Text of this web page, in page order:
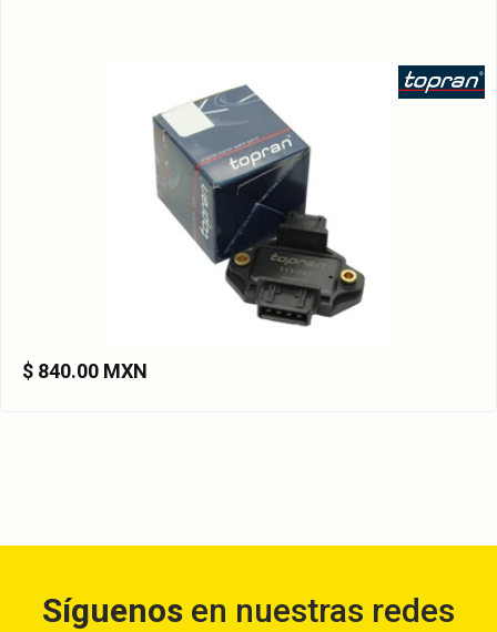
$ 840.00 MXN
Síguenos en nuestras redes